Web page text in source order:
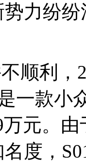
力纷
顺利，
一款小
万元。
度，